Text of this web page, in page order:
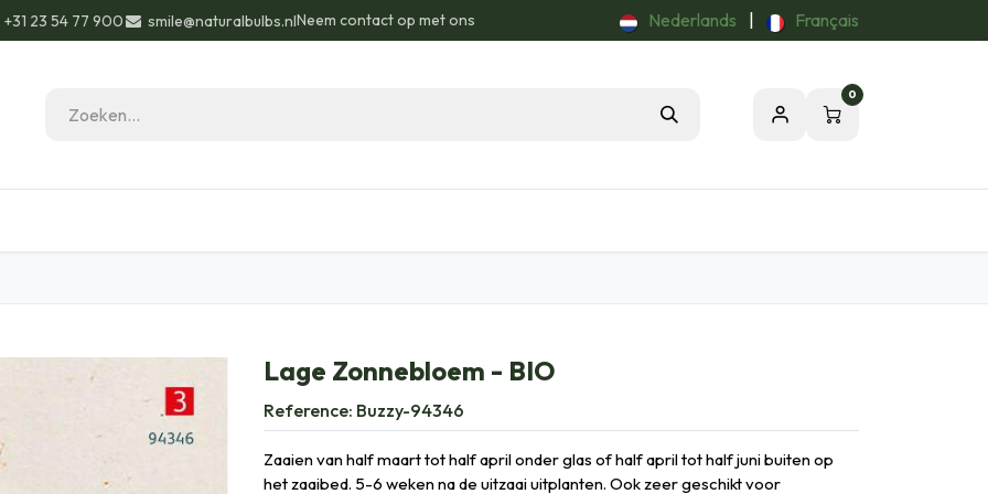
+31 23 54 77 900 smile@naturalbulbs.nlNeem contact op met ons Nederlands Français
0
Lage Zonnebloem - BIO
Reference: Buzzy-94346
Zaaien van half maart tot half april onder glas of half april tot half juni buiten op
het zaaibed. 5-6 weken na de uitzaai uitplanten. Ook zeer geschikt voor